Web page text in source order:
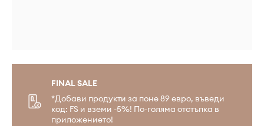
FINAL SALE
*Добави продукти за поне 89 евро, въведи
код: FS и вземи -5%! По-голяма отстъпка в
приложението!